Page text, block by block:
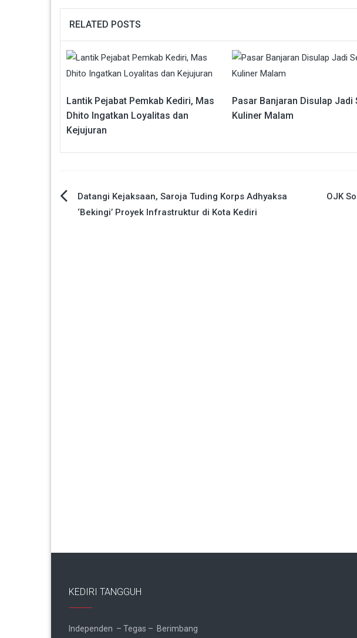
RELATED POSTS
Lantik Pejabat Pemkab Kediri, Mas
Dhito Ingatkan Loyalitas dan
Kejujuran
Pasar Banjaran Disulap Jadi
Kuliner Malam
Navigasi
Datangi Kejaksaan, Saroja Tuding Korps Adhyaksa
‘Bekingi’ Proyek Infrastruktur di Kota Kediri
OJK
KEDIRI TANGGUH
Independen – Tegas – Berimbang